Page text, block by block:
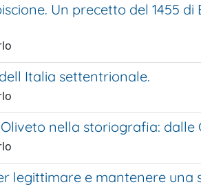
Un precetto del 1455
Italia settentrionale.
nella storiografia:
legittimare e mantenere una